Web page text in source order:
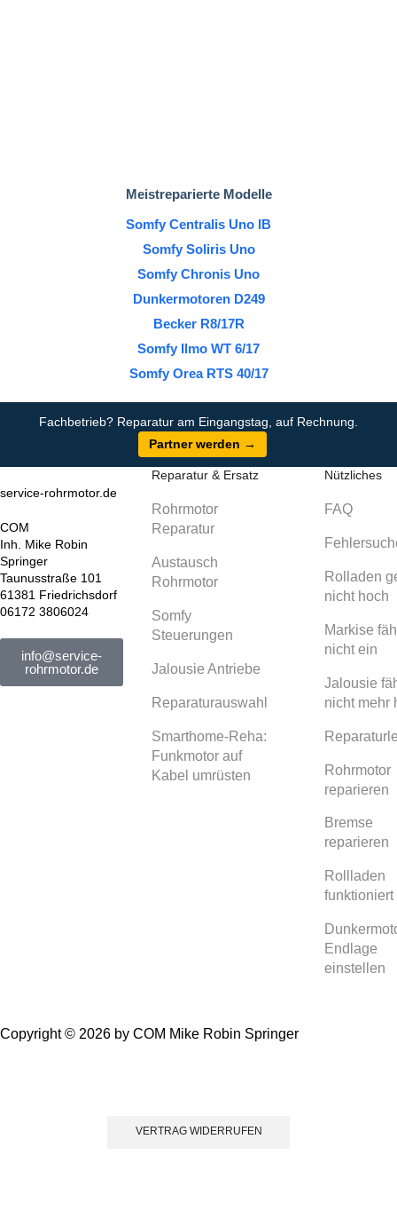
Meistreparierte Modelle
Somfy Centralis Uno IB
Somfy Soliris Uno
Somfy Chronis Uno
Dunkermotoren D249
Becker R8/17R
Somfy Ilmo WT 6/17
Somfy Orea RTS 40/17
Fachbetrieb? Reparatur am Eingangstag, auf Rechnung.
Partner werden →
service-rohrmotor.de
COM
Inh. Mike Robin
Springer
Taunusstraße 101
61381 Friedrichsdorf
06172 3806024
info@service-
rohrmotor.de
Reparatur & Ersatz
Rohrmotor
Reparatur
Austausch
Rohrmotor
Somfy
Steuerungen
Jalousie Antriebe
Reparaturauswahl
Smarthome-Reha:
Funkmotor auf
Kabel umrüsten
Nützliches
FAQ
Rolladen
nicht hoch
Markise
nicht ein
Jalousie
nicht mehr
Rohrmotor
reparieren
Bremse
reparieren
Rollladen
funktioniert
Endlage
einstellen
Copyright © 2026 by COM Mike Robin Springer
VERTRAG WIDERRUFEN